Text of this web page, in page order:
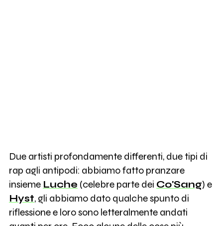
Due artisti profondamente differenti, due tipi di
rap agli antipodi: abbiamo fatto pranzare
insieme Luche (celebre parte dei Co'Sang) e
Hyst, gli abbiamo dato qualche spunto di
riflessione e loro sono letteralmente andati